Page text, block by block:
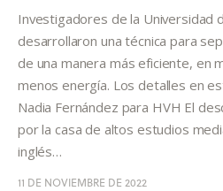
Quiénes somos
Investigadores de la Universidad
desarrollaron una técnica para
de una manera más eficiente, en
menos energía. Los detalles en
Nadia Fernández para HVH El
por la casa de altos estudios
inglés…
11 DE NOVIEMBRE DE 2022